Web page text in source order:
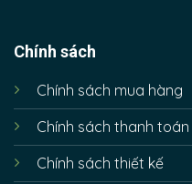
Chính sách
Chính sách mua hàng
Chính sách thanh toán
Chính sách thiết kế